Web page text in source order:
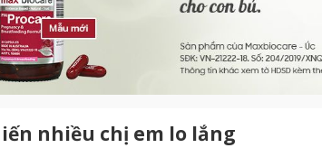
nhiều chị em lo lắng